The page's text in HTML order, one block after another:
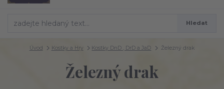
Hledat
Úvod Kostky a Hry Kostky DnD , DrD a JaD Železný drak
Železný drak